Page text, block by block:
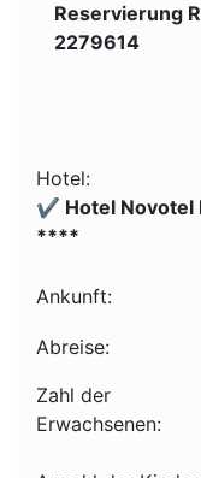
Reservierung
2279614
Hotel:
✔️ Hotel Novotel
****
Ankunft:
Abreise:
Zahl der
Erwachsenen: